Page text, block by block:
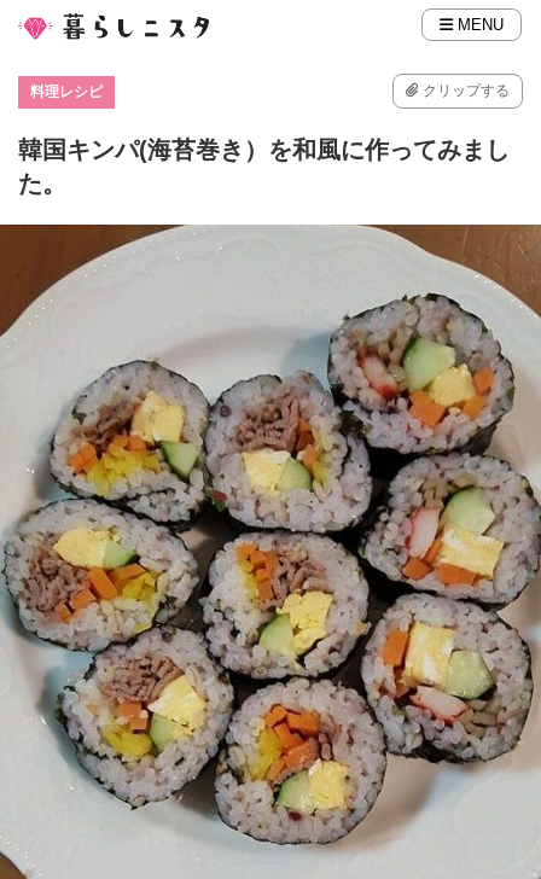
MENU
料理レシピ クリップする
韓国キンパ(海苔巻き）を和風に作ってみまし
た。